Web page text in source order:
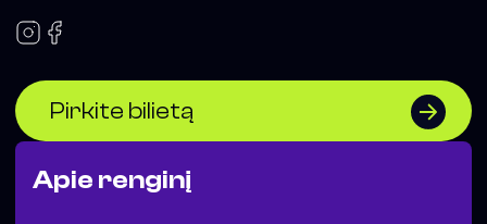
Apie renginį
Pirkite bilietą